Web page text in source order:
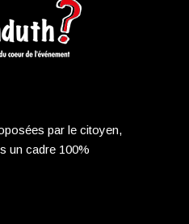
par le citoyen,
un cadre 100%